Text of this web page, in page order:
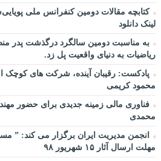
کتابچه مقالات دومین کنفرانس ملی
لینک دانلود
به مناسبت دومین سالگرد درگذشت پدر
ریاضیات به دنیای واقعیت پل زد.
پادکست: رقیبان آینده، شرکت های کوچک
محمود کریمی
فناوری مالی زمینه جدیدی برای حضور
محمدی
انجمن مدیریت ایران برگزار می کند: ”
مهلت ارسال آثار ۱۵ شهریور ۹۸